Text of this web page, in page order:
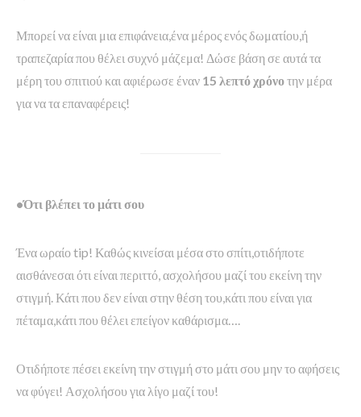
Μπορεί να είναι μια επιφάνεια,ένα μέρος ενός δωματίου,ή
τραπεζαρία που θέλει συχνό μάζεμα! Δώσε βάση σε αυτά τα
μέρη του σπιτιού και αφιέρωσε έναν 15 λεπτό χρόνοτην μέρα
για να τα επαναφέρεις!
•Ότι βλέπει το μάτι σου
Ένα ωραίο tip! Καθώς κινείσαι μέσα στο σπίτι,οτιδήποτε
αισθάνεσαι ότι είναι περιττό, ασχολήσου μαζί του εκείνη την
στιγμή. Κάτι που δεν είναι στην θέση του,κάτι που είναι για
πέταμα,κάτι που θέλει επείγον καθάρισμα….
Οτιδήποτε πέσει εκείνη την στιγμή στο μάτι σου μην το αφήσεις
να φύγει! Ασχολήσου για λίγο μαζί του!